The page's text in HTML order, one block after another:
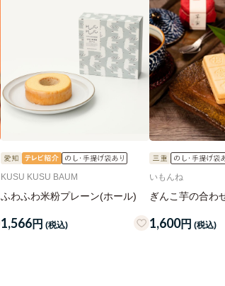
KUSU KUSU BAUM
ふわふわ米粉プレーン(ホール)
1,566円 (税込)
いもんね
ぎんこ芋の合わ
1,600円 (税込)